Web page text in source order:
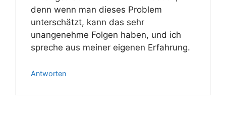
denn wenn man dieses Problem
unterschätzt, kann das sehr
unangenehme Folgen haben, und ich
spreche aus meiner eigenen Erfahrung.
Antworten